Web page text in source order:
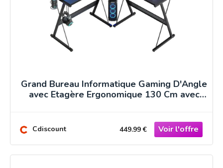
Grand Bureau Informatique Gaming D'Angle
avec Etagère Ergonomique 130 Cm avec
Cdiscount 449.99 €